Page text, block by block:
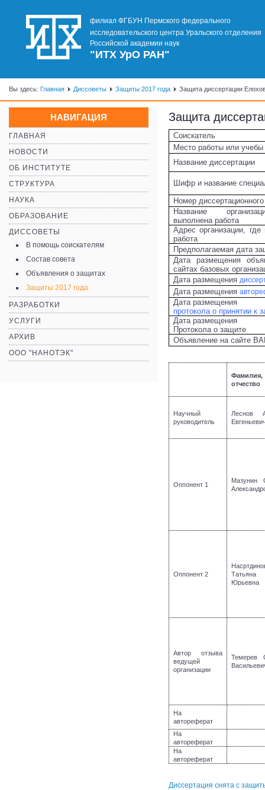
филиал ФГБУН Пермского федерального
исследовательского центра Уральского отделения
Российской академии наук
"ИТХ УрО РАН"
Вы здесь: Главная Диссоветы Защиты 2017 года Защита диссертации
НАВИГАЦИЯ
ГЛАВНАЯ
НОВОСТИ
ОБ ИНСТИТУТЕ
СТРУКТУРА
НАУКА
ОБРАЗОВАНИЕ
ДИССОВЕТЫ
В помощь соискателям
Состав совета
Объявления о защитах
Защиты 2017 года
РАЗРАБОТКИ
УСЛУГИ
АРХИВ
ООО "НАНОТЭК"
Защита
Соискатель
Место работы или учебы
Название диссертации
Шифр и название
Номер
Название
выполнена работа
Адрес организации, где
работа
Предполагаемая дата
Дата размещения
сайтах базовых
Дата размещения
Дата размещения
Дата размещения
протокола о принятии к
Дата размещения
Протокола о защите
Объявление на сайте
отчество
Научный
руководитель
Леснов
Оппонент 1
Мазунин
Оппонент 2
Татьяна
Юрьевна
Автор отзыва
ведущей
организации
Темерев
На
автореферат
На
автореферат
На
автореферат
Диссертация снята с